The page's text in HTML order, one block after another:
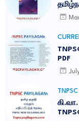
PDF